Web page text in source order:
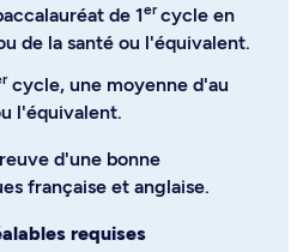
de 1ercycle en
de la santé ou l'équivalent.
cycle, une moyenne d'au
l'équivalent.
d'une bonne
française et anglaise.
requises